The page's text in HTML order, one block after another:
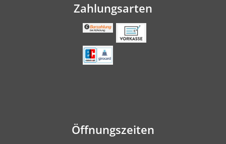
Zahlungsarten
Öffnungszeiten